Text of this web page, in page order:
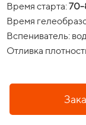
Время старта:70-
Время
Вспениватель:
Отливка